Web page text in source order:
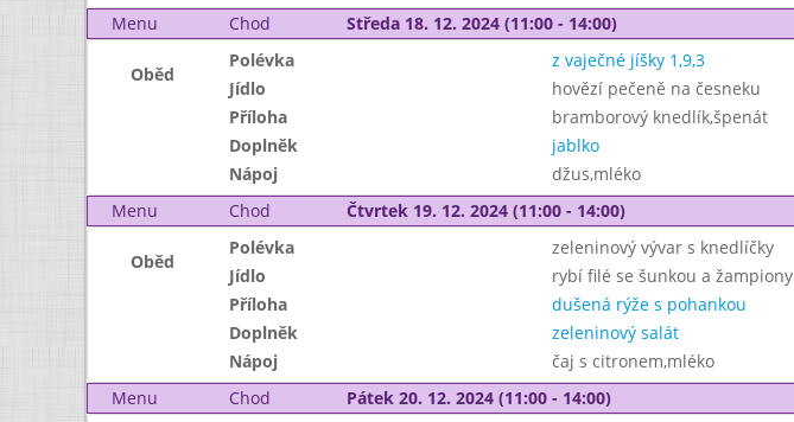
Menu
Chod Středa 18. 12. 2024 (11:00 - 14:00)
Oběd
Polévka z vaječné jíšky 1,9,3
Jídlo
hovězí pečeně na česneku
Příloha
bramborový knedlík,špenát
Doplněk
jablko
Nápoj
džus,mléko
Menu
Chod Čtvrtek 19. 12. 2024 (11:00 - 14:00)
Oběd
Polévka zeleninový vývar s knedlíčky
Jídlo
rybí filé se šunkou a žampiony
Příloha
dušená rýže s pohankou
Doplněk
zeleninový salát
Nápoj
čaj s citronem,mléko
Menu
Chod Pátek 20. 12. 2024 (11:00 - 14:00)